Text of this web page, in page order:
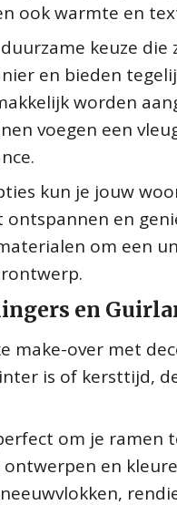
ook warmte en
keuze
en bieden
worden
voegen een
kun je jouw
en
om een
en
make-over met
is of kersttijd,
om je ramen
en